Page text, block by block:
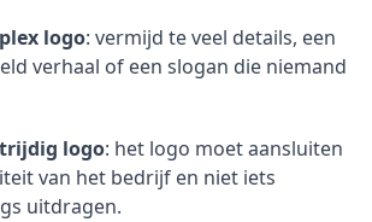
logo: vermijd te veel details, een
verhaal of een slogan die niemand
logo: het logo moet aansluiten
van het bedrijf en niet iets
uitdragen.